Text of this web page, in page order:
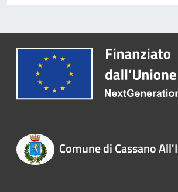
Comune di Cassano